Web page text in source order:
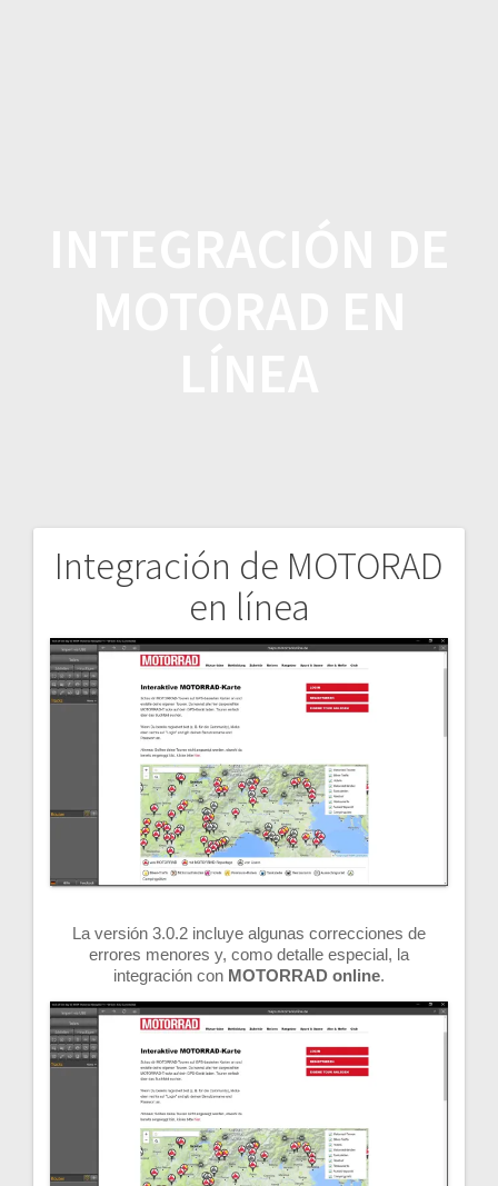
Integración de MOTORAD
en línea
La versión 3.0.2 incluye algunas correcciones de
errores menores y, como detalle especial, la
integración con MOTORRAD online.
Navegación
entradas